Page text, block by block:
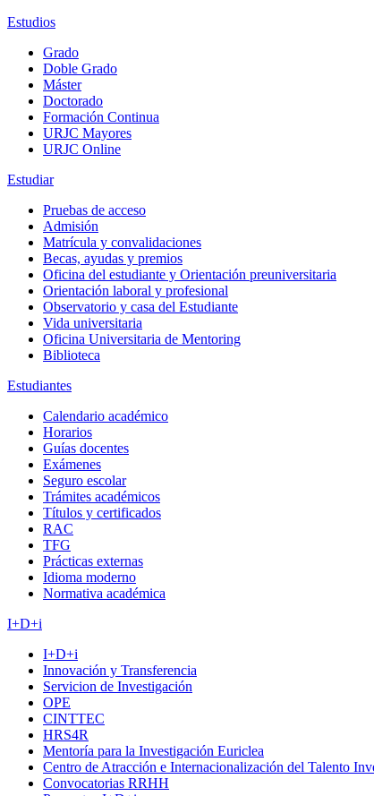
Estudios
Grado
Doble Grado
Máster
Doctorado
Formación Continua
URJC Mayores
URJC Online
Estudiar
Pruebas de acceso
Admisión
Matrícula y convalidaciones
Becas, ayudas y premios
Oficina del estudiante y Orientación preuniversitaria
Orientación laboral y profesional
Observatorio y casa del Estudiante
Vida universitaria
Oficina Universitaria de Mentoring
Biblioteca
Estudiantes
Calendario académico
Horarios
Guías docentes
Exámenes
Seguro escolar
Trámites académicos
Títulos y certificados
RAC
TFG
Prácticas externas
Idioma moderno
Normativa académica
I+D+i
I+D+i
Innovación y Transferencia
Servicion de Investigación
OPE
CINTTEC
HRS4R
Mentoría para la Investigación Euriclea
Centro de Atracción e Internacionalización del Talento
Convocatorias RRHH